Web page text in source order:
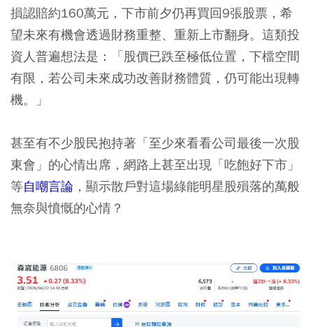
損認賠約160萬元，下市前夕仍再買回9張股票，希
望未來有機會透過財務重整、重新上市翻身。這類投
資人普遍想法是：「股價已跌至極低位置，下檔空間
有限，若公司未來成功改善財務體質，仍可能出現轉
機。」
甚至有不少股民抱持著「至少來看看公司最後一次股
東會」的心情出席，網路上甚至出現「吃飽好下市」
等自嘲言論 ，顯示散戶對這場綠能明星股殞落的萬般
無奈與憤慨的心情？